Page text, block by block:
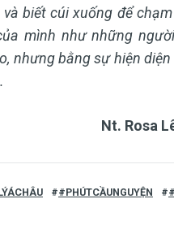
biết cúi xuống để
mình như những
nhưng bằng sự hiện
Nt. Rosa Lê
#PHÚTCẦUNGUYỆN